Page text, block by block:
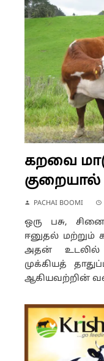
கறவை
குறையால்
PACHAI BOOMI
ஒரு பசு,
ஈனுதல் மற்றும்
அதன் உடலில்
முக்கியத்
ஆகியவற்றின்